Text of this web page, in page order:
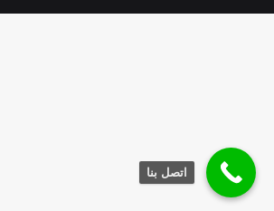
اتصل بنا